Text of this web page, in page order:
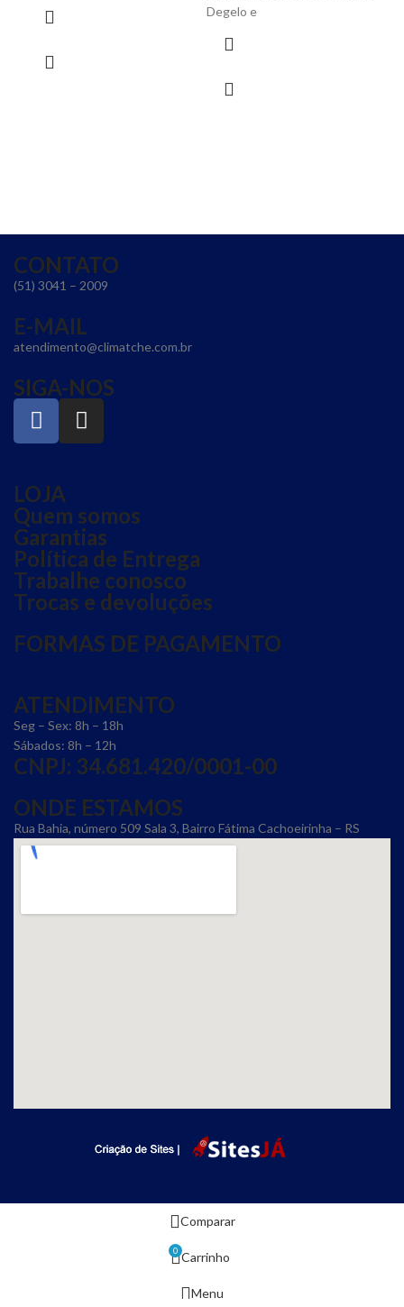
Degelo e
CONTATO
(51) 3041 – 2009
E-MAIL
atendimento@climatche.com.br
SIGA-NOS
LOJA
Quem somos
Garantias
Política de Entrega
Trabalhe conosco
Trocas e devoluções
FORMAS DE PAGAMENTO
ATENDIMENTO
Seg – Sex: 8h – 18h
Sábados: 8h – 12h
CNPJ: 34.681.420/0001-00
ONDE ESTAMOS
Rua Bahia, número 509 Sala 3, Bairro Fátima Cachoeirinha – RS
Comparar
0 Carrinho
Menu